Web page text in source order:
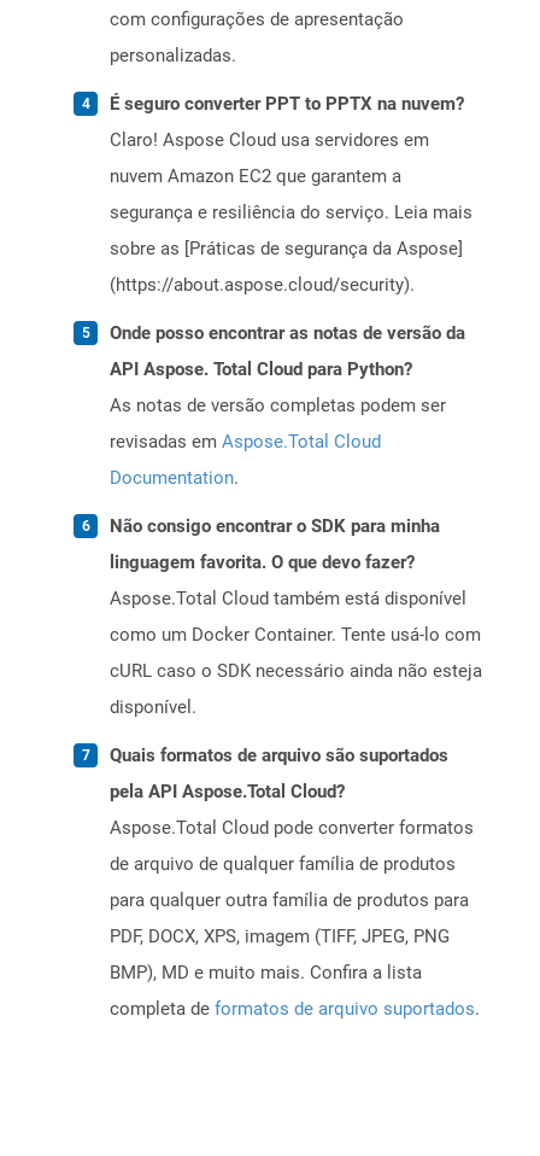
com configurações de apresentação
personalizadas.
É seguro converter PPT to PPTX na nuvem?
Claro! Aspose Cloud usa servidores em
nuvem Amazon EC2 que garantem a
segurança e resiliência do serviço. Leia mais
sobre as [Práticas de segurança da Aspose]
(https://about.aspose.cloud/security).
Onde posso encontrar as notas de versão da
API Aspose. Total Cloud para Python?
As notas de versão completas podem ser
revisadas em Aspose.Total Cloud
Documentation.
Não consigo encontrar o SDK para minha
linguagem favorita. O que devo fazer?
Aspose.Total Cloud também está disponível
como um Docker Container. Tente usá-lo com
cURL caso o SDK necessário ainda não esteja
disponível.
Quais formatos de arquivo são suportados
pela API Aspose.Total Cloud?
Aspose.Total Cloud pode converter formatos
de arquivo de qualquer família de produtos
para qualquer outra família de produtos para
PDF, DOCX, XPS, imagem (TIFF, JPEG, PNG
BMP), MD e muito mais. Confira a lista
completa de formatos de arquivo suportados.